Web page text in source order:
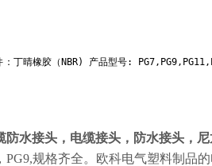
：丁晴橡胶（NBR) 产品型号:
防水接头，电缆接头，防水接头，
， PG9,规格齐全。欧科电气塑料制品